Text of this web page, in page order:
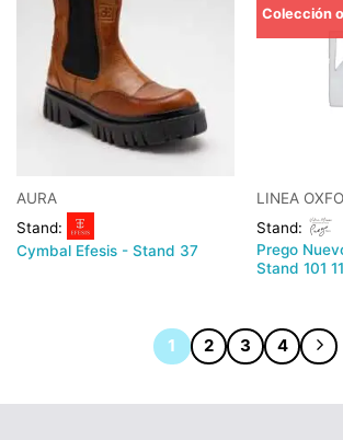
AURA
Stand:
Cymbal Efesis - Stand 37
LINEA
Stand:
Prego
Stand 101
1 2 3 4